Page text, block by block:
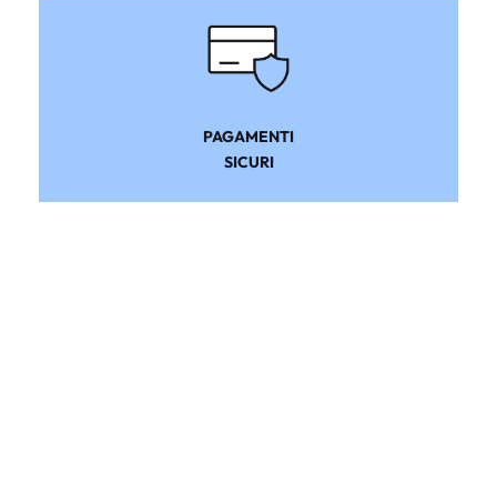
PAGAMENTI
SICURI